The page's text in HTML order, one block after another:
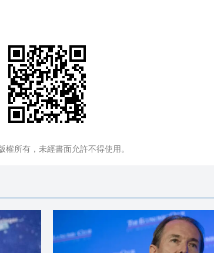
權所有，未經書面允許不得使用。